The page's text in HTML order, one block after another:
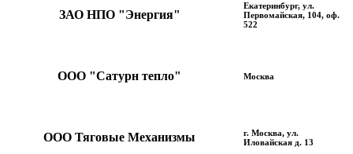
ЗАО НПО "Энергия"
Екатеринбург, ул.
Первомайская, 104, оф.
522
ООО "Сатурн тепло" Москва
ООО Тяговые Механизмы
г. Москва, ул.
Иловайская д. 13